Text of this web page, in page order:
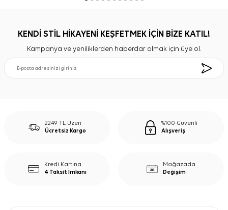
KENDİ STİL HİKAYENİ KEŞFETMEK İÇİN BİZE KATIL!
Kampanya ve yeniliklerden haberdar olmak için üye ol.
2249 TL Üzeri
Ücretsiz Kargo
%100 Güvenli
Alışveriş
Kredi Kartına
4 Taksit İmkanı
Mağazada
Değişim